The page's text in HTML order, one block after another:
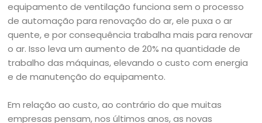
equipamento de ventilação funciona sem o processo
de automação para renovação do ar, ele puxa o ar
quente, e por consequência trabalha mais para renovar
o ar. Isso leva um aumento de 20% na quantidade de
trabalho das máquinas, elevando o custo com energia
e de manutenção do equipamento.
Em relação ao custo, ao contrário do que muitas
empresas pensam, nos últimos anos, as novas